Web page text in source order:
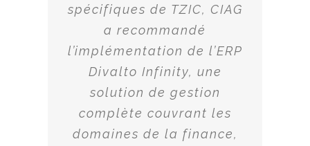
spécifiques de TZIC, CIAG
a recommandé
l’implémentation de l’ERP
Divalto Infinity, une
solution de gestion
complète couvrant les
domaines de la finance,